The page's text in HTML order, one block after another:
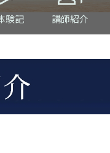
験記 講師紹介